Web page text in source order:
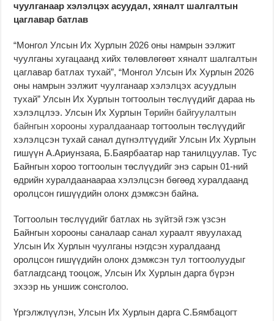
чуулганаар хэлэлцэх асуудал, хяналт шалгалтын
цаглавар батлав
“Монгол Улсын Их Хурлын 2026 оны намрын ээлжит
чуулганы хугацаанд хийх төлөвлөгөөт хяналт шалгалтын
цаглавар батлах тухай”, “Монгол Улсын Их Хурлын 2026
оны намрын ээлжит чуулганаар хэлэлцэх асуудлын
тухай” Улсын Их Хурлын тогтоолын төслүүдийг дараа нь
хэлэлцлээ. Улсын Их ХурлынТөрийн байгуулалтын
байнгын хорооны хуралдаанаар тогтоолын төслүүдийг
хэлэлцсэн тухай санал дүгнэлтүүдийг Улсын Их Хурлын
гишүүн А.Ариунзаяа, Б.Баярбаатар нар танилцуулав. Тус
Байнгын хороо тогтоолын төслүүдийг энэ сарын 01-ний
өдрийн хуралдаанаараа хэлэлцсэн бөгөөд хуралдаанд
оролцсон гишүүдийн олонх дэмжсэн байна.
Тогтоолын төслүүдийг батлах нь зүйтэй гэж үзсэн
Байнгын хорооны саналаар санал хураалт явуулахад
Улсын Их Хурлын чуулганы нэгдсэн хуралдаанд
оролцсон гишүүдийн олонх дэмжсэн тул тогтоолуудыг
батлагдсанд тооцож, Улсын Их Хурлын дарга бүрэн
эхээр нь уншиж сонсголоо.
Үргэлжлүүлэн, Улсын Их Хурлын дарга С.Бямбацогт